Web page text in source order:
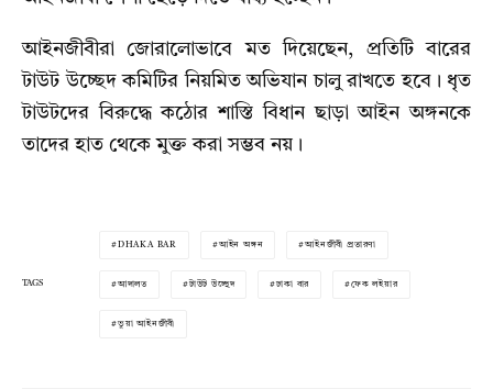
আইনজীবীরা জোরালোভাবে মত দিয়েছেন, প্রতিটি বারের
টাউট উচ্ছেদ কমিটির নিয়মিত অভিযান চালু রাখতে হবে। ধৃত
টাউটদের বিরুদ্ধে কঠোর শাস্তি বিধান ছাড়া আইন অঙ্গনকে
তাদের হাত থেকে মুক্ত করা সম্ভব নয়।
TAGS
DHAKA BAR আইন অঙ্গন আইনজীবী প্রতারণা
আদালত টাউট উচ্ছেদ ঢাকা বার ফেক লইয়ার
ভুয়া আইনজীবী